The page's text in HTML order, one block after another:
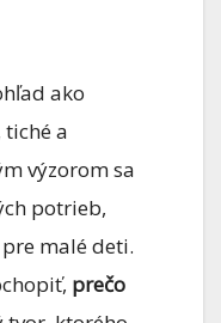
ako
a
výzorom sa
potrieb,
malé deti.
prečo